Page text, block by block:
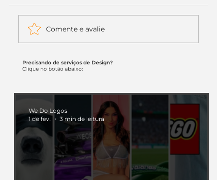
Precisando de serviços de Design?
Clique no botão abaixo:
We Do Logos
1 de fev.
3 min de leitura
Itaú muda apenas duas letras da
começou.
Comente e avalie